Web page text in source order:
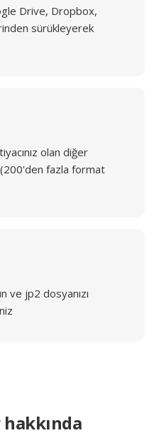
Drive, Dropbox,
sürükleyerek
olan diğer
fazla format
ve jp2 dosyanızı